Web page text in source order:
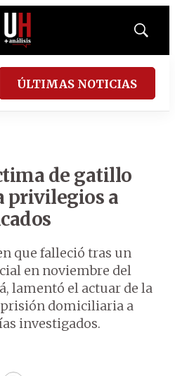
Mostrar
ÚLTIMAS NOTICIAS
de gatillo
privilegios a
que falleció tras un
en noviembre del
lamentó el actuar de la
domiciliaria a
investigados.